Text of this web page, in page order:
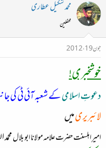
محمد شکیل عطاری
محفلین
جون 19، 2012
خوشخبری!
دعوتِ اسلامیکے شعبہ آئی ٹی کی
لائبریریمیں
امیرِ اہلسنت حضرت علامہ مولانا ابو بلال